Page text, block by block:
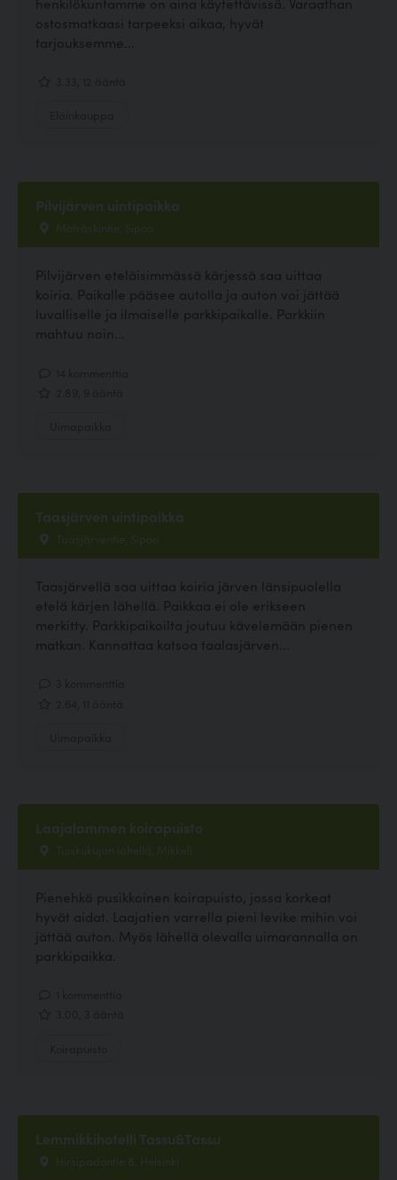
ostosmatkaasi tarpeeksi aikaa, hyvät
tarjouksemme...
Pilvijärven uintipaikka
Möträskintie, Sipoo
Pilvijärven eteläisimmässä kärjessä saa uittaa
koiria. Paikalle pääsee autolla ja auton voi jättää
luvalliselle ja ilmaiselle parkkipaikalle. Parkkiin
mahtuu noin...
Taasjärven uintipaikka
Taasjärventie, Sipoo
Taasjärvellä saa uittaa koiria järven länsipuolella
etelä kärjen lähellä. Paikkaa ei ole erikseen
merkitty. Parkkipaikoilta joutuu kävelemään pienen
matkan. Kannattaa katsoa taalasjärven...
Laajalammen koirapuisto
Tuiskukujan lähellä, Mikkeli
Pienehkö pusikkoinen koirapuisto, jossa korkeat
hyvät aidat. Laajatien varrella pieni levike mihin voi
jättää auton. Myös lähellä olevalla uimarannalla on
parkkipaikka.
Lemmikkihotelli Tassu&Tassu
Hirsipadontie 8, Helsinki